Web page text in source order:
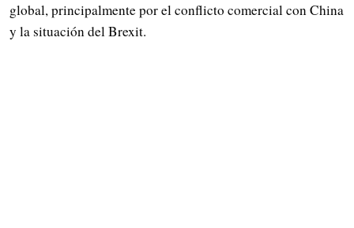
global, principalmente por el conflicto comercial con China
y la situación del Brexit.